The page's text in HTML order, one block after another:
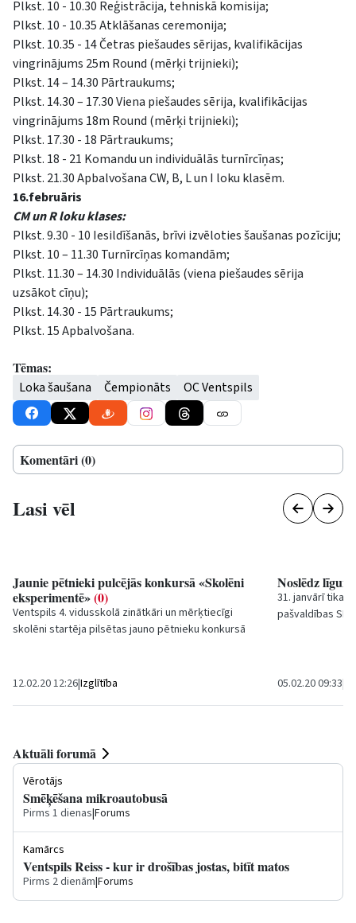
Plkst. 10 - 10.30 Reģistrācija, tehniskā komisija;
Plkst. 10 - 10.35 Atklāšanas ceremonija;
Plkst. 10.35 - 14 Četras piešaudes sērijas, kvalifikācijas
vingrinājums 25m Round (mērķi trijnieki);
Plkst. 14 – 14.30 Pārtraukums;
Plkst. 14.30 – 17.30 Viena piešaudes sērija, kvalifikācijas
vingrinājums 18m Round (mērķi trijnieki);
Plkst. 17.30 - 18 Pārtraukums;
Plkst. 18 - 21 Komandu un individuālās turnīrcīņas;
Plkst. 21.30 Apbalvošana CW, B, L un I loku klasēm.
16.februāris
CM un R loku klases:
Plkst. 9.30 - 10 Iesildīšanās, brīvi izvēloties šaušanas pozīciju;
Plkst. 10 – 11.30 Turnīrcīņas komandām;
Plkst. 11.30 – 14.30 Individuālās (viena piešaudes sērija
uzsākot cīņu);
Plkst. 14.30 - 15 Pārtraukums;
Plkst. 15 Apbalvošana.
Tēmas:
Loka šaušana Čempionāts OC Ventspils
Komentāri (0)
Lasi vēl
Jaunie pētnieki pulcējās konkursā «Skolēni
eksperimentē»(0)
Ventspils 4. vidusskolā zinātkāri un mērķtiecīgi
skolēni startēja pilsētas jauno pētnieku konkursā
12.02.20 12:26|Izglītība
Noslēdz
31. janvārī tika
pašvaldības SIA
05.02.20 09:33|
Aktuāli forumā
Vērotājs
Smēķēšana mikroautobusā
Pirms 1 dienas|Forums
Kamārcs
Ventspils Reiss - kur ir drošības jostas, bitīt matos
Pirms 2 dienām|Forums